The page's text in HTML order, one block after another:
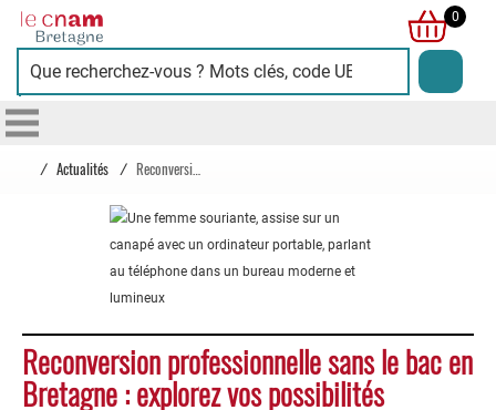
Cnam
Bretagne
0
/ Actualités /
Reconversion professionnelle sans le bac en
Bretagne : explorez vos possibilités